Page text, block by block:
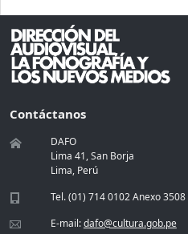
Contáctanos
DAFO
Lima 41, San Borja
Lima, Perú
Tel. (01) 714 0102 Anexo 3508
E-mail:dafo@cultura.gob.pe